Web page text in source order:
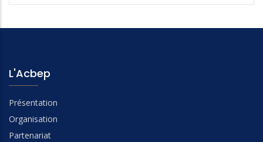
L'Acbep
Présentation
Organisation
Partenariat